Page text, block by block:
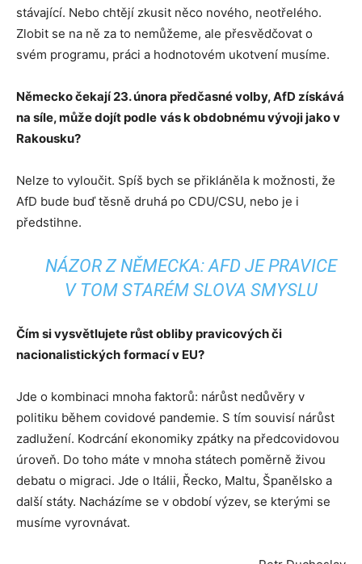
stávající. Nebo chtějí zkusit něco nového, neotřelého.
Zlobit se na ně za to nemůžeme, ale přesvědčovat o
svém programu, práci a hodnotovém ukotvení musíme.
Německo čekají 23. února předčasné volby, AfD získává
na síle, může dojít podle vás k obdobnému vývoji jako v
Rakousku?
Nelze to vyloučit. Spíš bych se přikláněla k možnosti, že
AfD bude buď těsně druhá po CDU/CSU, nebo je i
předstihne.
NÁZOR Z NĚMECKA: AFD JE PRAVICE
V TOM STARÉM SLOVA SMYSLU
Čím si vysvětlujete růst obliby pravicových či
nacionalistických formací v EU?
Jde o kombinaci mnoha faktorů: nárůst nedůvěry v
politiku během covidové pandemie. S tím souvisí nárůst
zadlužení. Kodrcání ekonomiky zpátky na předcovidovou
úroveň. Do toho máte v mnoha státech poměrně živou
debatu o migraci. Jde o Itálii, Řecko, Maltu, Španělsko a
další státy. Nacházíme se v období výzev, se kterými se
musíme vyrovnávat.